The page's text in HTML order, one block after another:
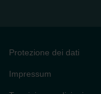
Protezione dei dati
Impressum